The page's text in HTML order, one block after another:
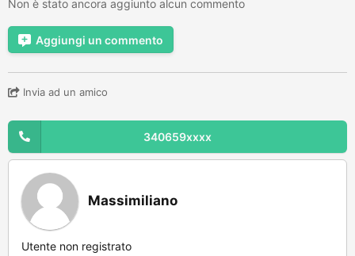
Non è stato ancora aggiunto alcun commento
Aggiungi un commento
Invia ad un amico
340659xxxx
Massimiliano
Utente non registrato